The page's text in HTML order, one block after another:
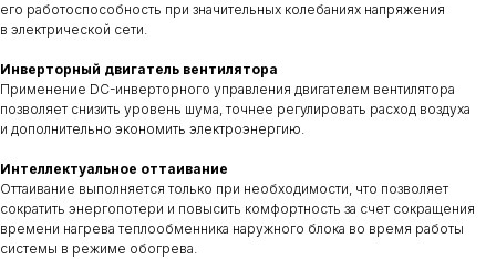
его работоспособность при значительных колебаниях напряжения
в электрической сети.
Инверторный двигатель вентилятора
Применение DC-инверторного управления двигателем вентилятора
позволяет снизить уровень шума, точнее регулировать расход воздуха
и дополнительно экономить электроэнергию.
Интеллектуальное оттаивание
Оттаивание выполняется только при необходимости, что позволяет
сократить энергопотери и повысить комфортность за счет сокращения
времени нагрева теплообменника наружного блока во время работы
системы в режиме обогрева.